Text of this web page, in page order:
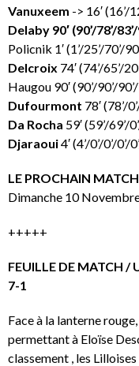
Vanuxeem -> 16′ (16’/
Delaby 90′ (90’/78’/
Policnik 1′ (1’/25’/70’/
Delcroix 74′ (74’/65’/
Haugou 90′ (90’/90’/
Dufourmont 78′ (78’/
Da Rocha 59′ (59’/69’/
Djaraoui4′ (4’/0’/0’/0’/
LE PROCHAIN MATCH
Dimanche 10
+++++
FEUILLE DE MATCH /
7-1
Face à la lanterne
permettant à Eloïse
classement , les